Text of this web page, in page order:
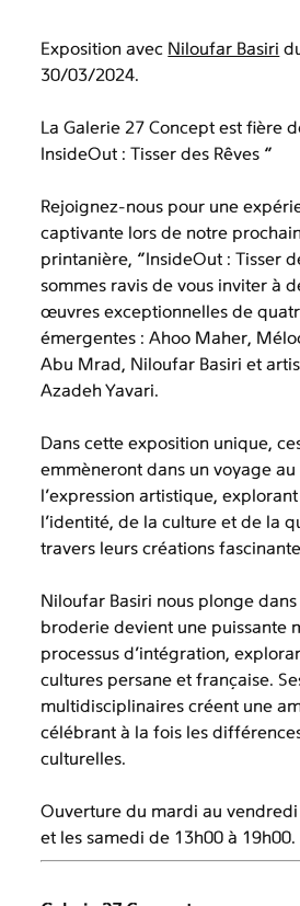
Exposition avec Niloufar Basiri
30/03/2024.
La Galerie 27 Concept est fière
InsideOut : Tisser des Rêves “
Rejoignez-nous pour une
captivante lors de notre
printanière, “InsideOut : Tisser
sommes ravis de vous inviter à
œuvres exceptionnelles de
émergentes : Ahoo Maher,
Abu Mrad, Niloufar Basiri et
Azadeh Yavari.
Dans cette exposition unique,
emmèneront dans un voyage
l’expression artistique,
l’identité, de la culture et de la
travers leurs créations
Niloufar Basiri nous plonge
broderie devient une puissante
processus d’intégration,
cultures persane et française.
multidisciplinaires créent une
célébrant à la fois les
culturelles.
Ouverture du mardi au
et les samedi de 13h00 à 19h00.